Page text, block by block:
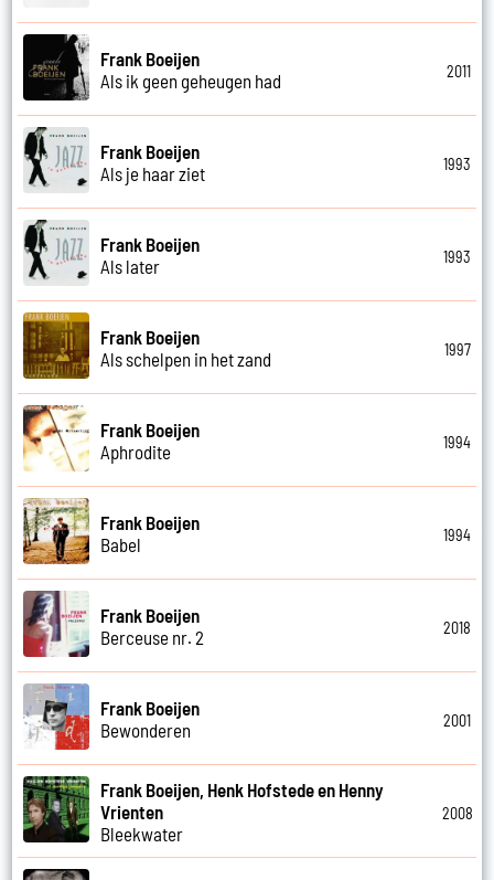
Frank Boeijen
Als ik geen geheugen had
2011
Frank Boeijen
Als je haar ziet
1993
Frank Boeijen
Als later
1993
Frank Boeijen
Als schelpen in het zand
1997
Frank Boeijen
Aphrodite
1994
Frank Boeijen
Babel
1994
Frank Boeijen
Berceuse nr. 2
2018
Frank Boeijen
Bewonderen
2001
Frank Boeijen, Henk Hofstede en Henny
Vrienten
Bleekwater
2008